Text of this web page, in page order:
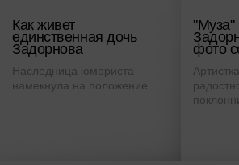
Как живет
единственная дочь
Задорнова
Наследница юмориста
намекнула на положение
"Муза"
фото